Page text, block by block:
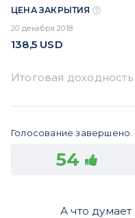
ЦЕНА ЗАКРЫТИЯ
20 декабря 2018
138,5 USD
Голосование завершено.
54
А что думает